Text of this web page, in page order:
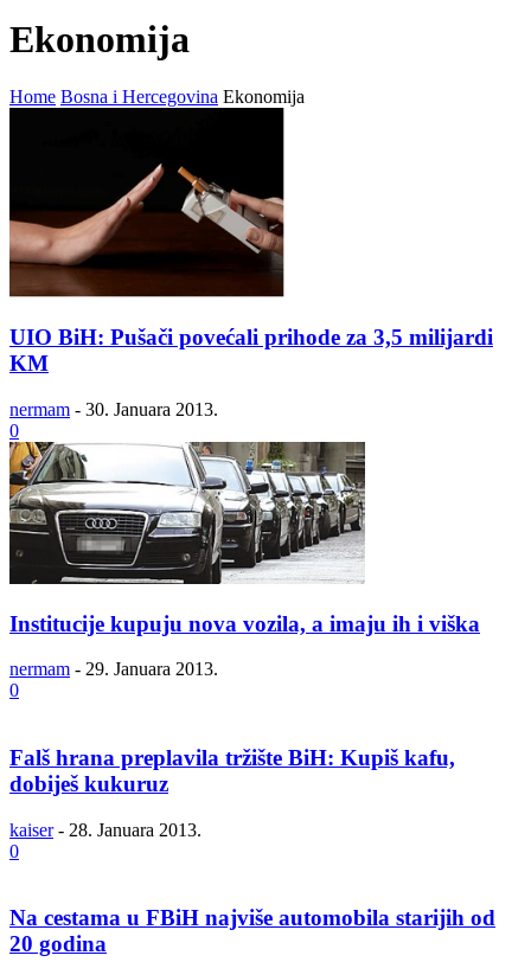
Ekonomija
Home Bosna i Hercegovina Ekonomija
UIO BiH: Pušači povećali prihode za 3,5 milijardi
KM
nermam - 30. Januara 2013.
0
Institucije kupuju nova vozila, a imaju ih i viška
nermam - 29. Januara 2013.
0
Falš hrana preplavila tržište BiH: Kupiš kafu,
dobiješ kukuruz
kaiser - 28. Januara 2013.
0
Na cestama u FBiH najviše automobila starijih od
20 godina